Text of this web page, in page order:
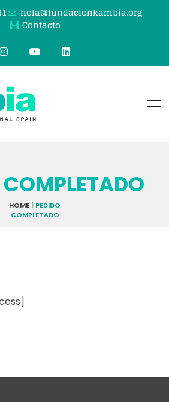
hola@fundacionkambia.org
Contacto
HOME | PEDIDO
COMPLETADO